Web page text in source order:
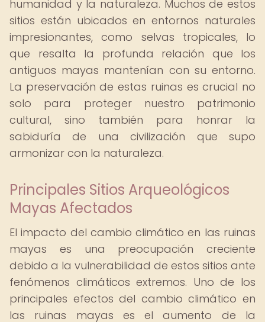
humanidad y la naturaleza. Muchos de estos
sitios están ubicados en entornos naturales
impresionantes, como selvas tropicales, lo
que resalta la profunda relación que los
antiguos mayas mantenían con su entorno.
La preservación de estas ruinas es crucial no
solo para proteger nuestro patrimonio
cultural, sino también para honrar la
sabiduría de una civilización que supo
armonizar con la naturaleza.
Principales Sitios Arqueológicos
Mayas Afectados
El impacto del cambio climático en las ruinas
mayas es una preocupación creciente
debido a la vulnerabilidad de estos sitios ante
fenómenos climáticos extremos. Uno de los
principales efectos del cambio climático en
las ruinas mayas es el aumento de la